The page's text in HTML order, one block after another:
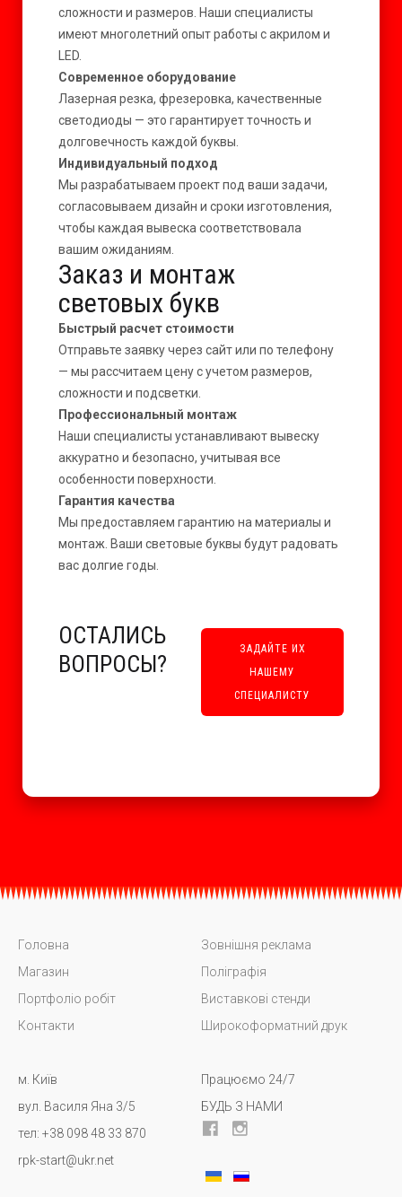
сложности и размеров. Наши специалисты
имеют многолетний опыт работы с акрилом и
LED.
Современное оборудование
Лазерная резка, фрезеровка, качественные
светодиоды — это гарантирует точность и
долговечность каждой буквы.
Индивидуальный подход
Мы разрабатываем проект под ваши задачи,
согласовываем дизайн и сроки изготовления,
чтобы каждая вывеска соответствовала
вашим ожиданиям.
Заказ и монтаж
световых букв
Быстрый расчет стоимости
Отправьте заявку через сайт или по телефону
— мы рассчитаем цену с учетом размеров,
сложности и подсветки.
Профессиональный монтаж
Наши специалисты устанавливают вывеску
аккуратно и безопасно, учитывая все
особенности поверхности.
Гарантия качества
Мы предоставляем гарантию на материалы и
монтаж. Ваши световые буквы будут радовать
вас долгие годы.
ОСТАЛИСЬ
ВОПРОСЫ?
ЗАДАЙТЕ ИХ
НАШЕМУ
СПЕЦИАЛИСТУ
Головна
Магазин
Портфоліо робіт
Контакти
Зовнішня реклама
Поліграфія
Виставкові стенди
Широкоформатний друк
м. Київ
вул. Василя Яна 3/5
тел: +38 098 48 33 870
rpk-start@ukr.net
Працюємо 24/7
БУДЬ З НАМИ